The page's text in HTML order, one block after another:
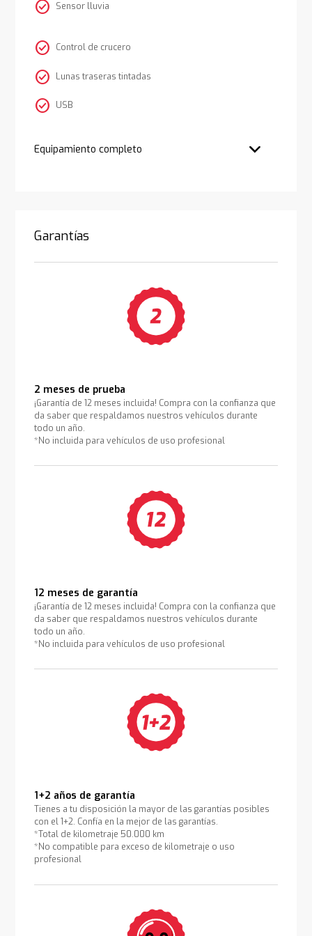
check_circle Sensor lluvia
check_circle Control de crucero
check_circle Lunas traseras tintadas
check_circle USB
Equipamiento completo
Garantías
2 meses de prueba
¡Garantía de 12 meses incluida! Compra con la confianza que
da saber que respaldamos nuestros vehículos durante
todo un año.
*No incluida para vehículos de uso profesional
12 meses de garantía
¡Garantía de 12 meses incluida! Compra con la confianza que
da saber que respaldamos nuestros vehículos durante
todo un año.
*No incluida para vehículos de uso profesional
1+2 años de garantía
Tienes a tu disposición la mayor de las garantías posibles
con el 1+2. Confía en la mejor de las garantías.
*Total de kilometraje 50.000 km
*No compatible para exceso de kilometraje o uso
profesional